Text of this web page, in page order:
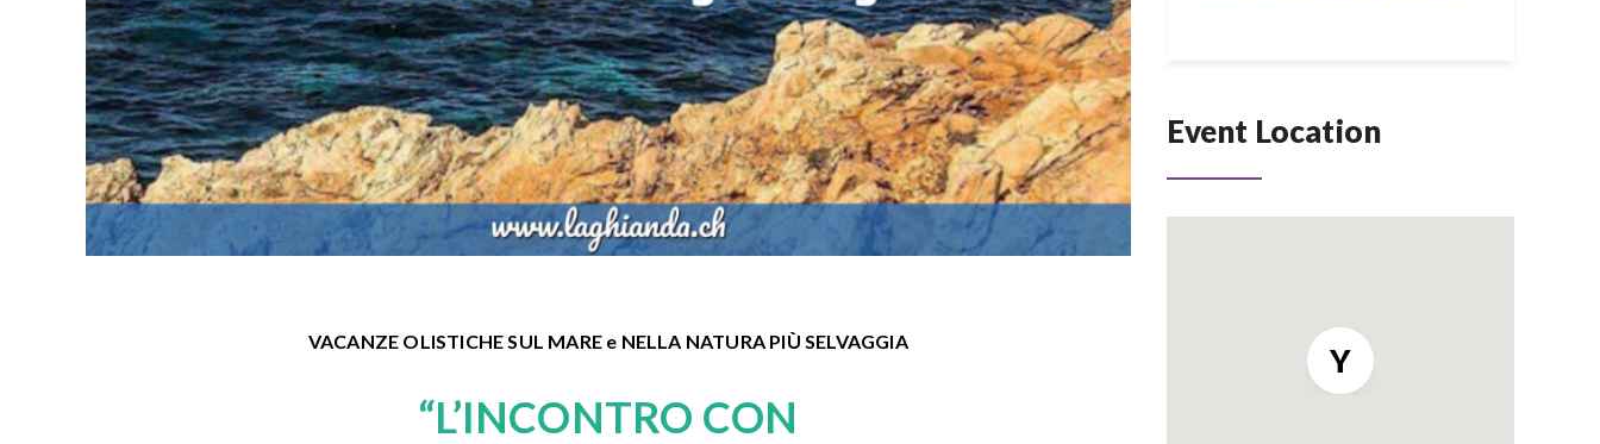
VACANZE OLISTICHE SUL MARE e NELLA NATURA PIÙ SELVAGGIA
“L’INCONTRO CON
Event Location